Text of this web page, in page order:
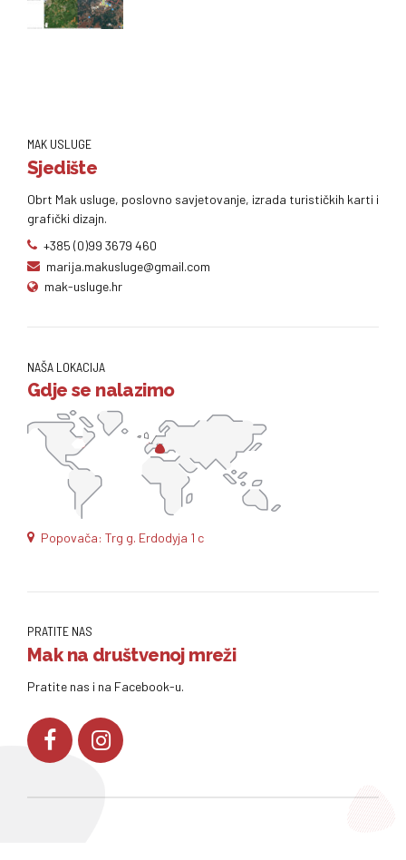
MAK USLUGE
Sjedište
Obrt Mak usluge, poslovno savjetovanje, izrada turističkih karti i
grafički dizajn.
+385 (0)99 3679 460
marija.makusluge@gmail.com
mak-usluge.hr
NAŠA LOKACIJA
Gdje se nalazimo
Popovača: Trg g. Erdodyja 1 c
PRATITE NAS
Mak na društvenoj mreži
Pratite nas i na Facebook-u.